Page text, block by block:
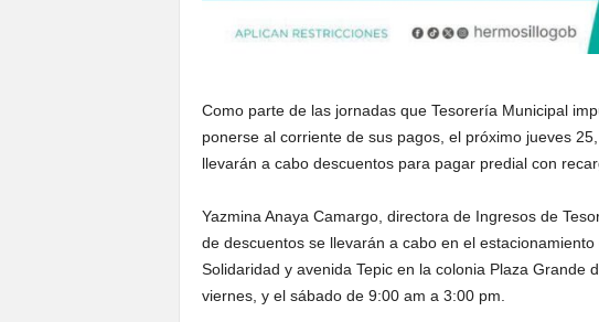
Como parte de las jornadas que Tesorería Municipal
ponerse al corriente de sus pagos, el próximo jueves
llevarán a cabo descuentos para pagar predial con
Yazmina Anaya Camargo, directora de Ingresos de
de descuentos se llevarán a cabo en el
Solidaridad y avenida Tepic en la colonia Plaza Grande
viernes, y el sábado de 9:00 am a 3:00 pm.